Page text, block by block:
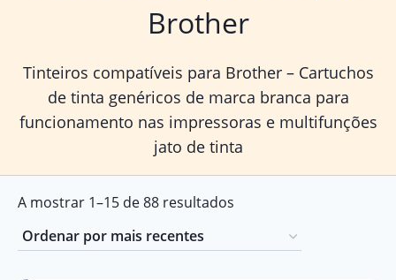
Brother
Tinteiros compatíveis para Brother – Cartuchos
de tinta genéricos de marca branca para
funcionamento nas impressoras e multifunções
jato de tinta
A mostrar 1–15 de 88 resultados
mais